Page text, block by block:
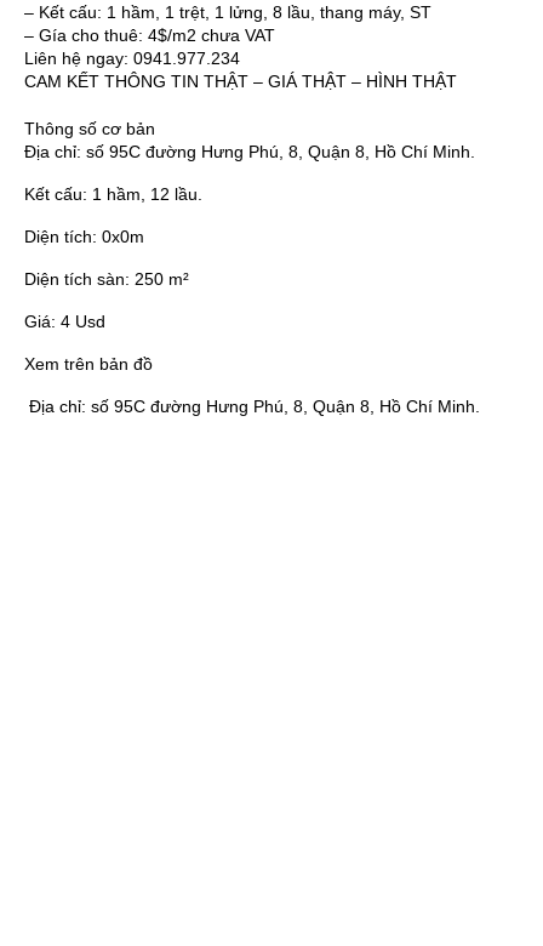
– Kết cấu: 1 hầm, 1 trệt, 1 lửng, 8 lầu, thang máy, ST
– Gía cho thuê: 4$/m2 chưa VAT
Liên hệ ngay: 0941.977.234
CAM KẾT THÔNG TIN THẬT – GIÁ THẬT – HÌNH THẬT
Thông số cơ bản
Địa chỉ: số 95C đường Hưng Phú, 8, Quận 8, Hồ Chí Minh.
Kết cấu: 1 hầm, 12 lầu.
Diện tích: 0x0m
Diện tích sàn: 250 m²
Giá: 4 Usd
Xem trên bản đồ
Địa chỉ: số 95C đường Hưng Phú, 8, Quận 8, Hồ Chí Minh.